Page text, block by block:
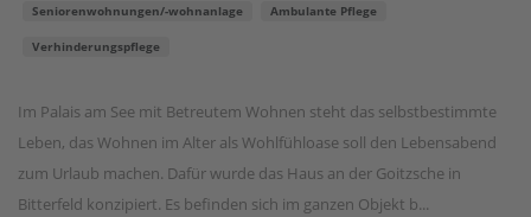
Seniorenwohnungen/-wohnanlage Ambulante Pflege
Verhinderungspflege
Im Palais am See mit Betreutem Wohnen steht das selbstbestimmte
Leben, das Wohnen im Alter als Wohlfühloase soll den Lebensabend
zum Urlaub machen. Dafür wurde das Haus an der Goitzsche in
Bitterfeld konzipiert. Es befinden sich im ganzen Objekt b...